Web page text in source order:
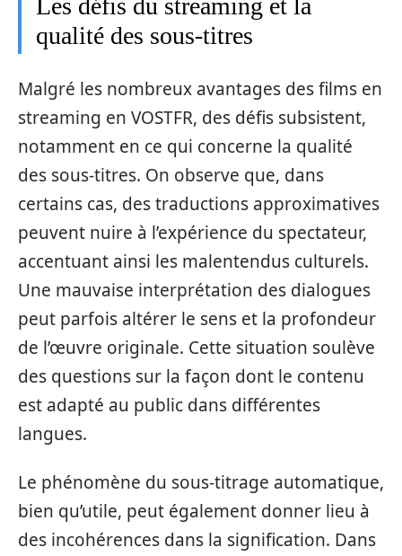
Les défis du streaming et la
qualité des sous-titres
Malgré les nombreux avantages des films en
streaming en VOSTFR, des défis subsistent,
notamment en ce qui concerne la qualité
des sous-titres. On observe que, dans
certains cas, des traductions approximatives
peuvent nuire à l’expérience du spectateur,
accentuant ainsi les malentendus culturels.
Une mauvaise interprétation des dialogues
peut parfois altérer le sens et la profondeur
de l’œuvre originale. Cette situation soulève
des questions sur la façon dont le contenu
est adapté au public dans différentes
langues.
Le phénomène du sous-titrage automatique,
bien qu’utile, peut également donner lieu à
des incohérences dans la signification. Dans